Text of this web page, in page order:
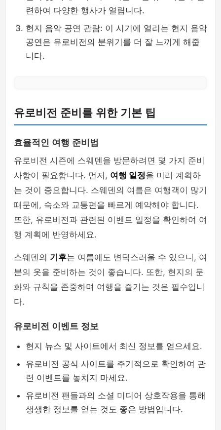
련하여 다양한 행사가 열립니다.
현지 음악 공연 관람: 이 시기에 열리는 현지 음악
공연은 유로비전의 분위기를 더 잘 느끼게 해줍
니다.
유로비전 준비를 위한 기본 팁
효율적인 여행 준비법
유로비전 시즌에 스웨덴을 방문하려면 몇 가지 준비
사항이 필요합니다. 먼저, 여행 일정을 미리 계획하
는 것이 중요합니다. 스웨덴의 여름은 여행객이 많기
때문에, 숙소와 교통편을 빠르게 예약해야 합니다.
또한, 유로비전과 관련된 이벤트 일정을 확인하여 여
행 계획에 반영하세요.
스웨덴의 기후는 여름에도 변덕스러울 수 있으니, 여
분의 옷을 준비하는 것이 좋습니다. 또한, 현지의 문
화와 규칙을 존중하며 여행을 즐기는 것은 필수입니
다.
유로비전 이벤트 정보
현지 뉴스 및 사이트에서 최신 정보를 얻으세요.
유로비전 공식 사이트를 주기적으로 확인하여 관
련 이벤트를 놓치지 마세요.
유로비전 팬들과의 소셜 미디어 상호작용을 통해
생생한 정보를 얻는 것도 좋은 방법입니다.